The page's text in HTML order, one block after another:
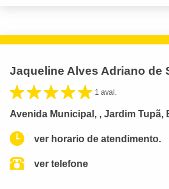
Jaqueline Alves Adriano de
1 aval.
Avenida Municipal, , Jardim Tupã,
ver horario de atendimento.
ver telefone